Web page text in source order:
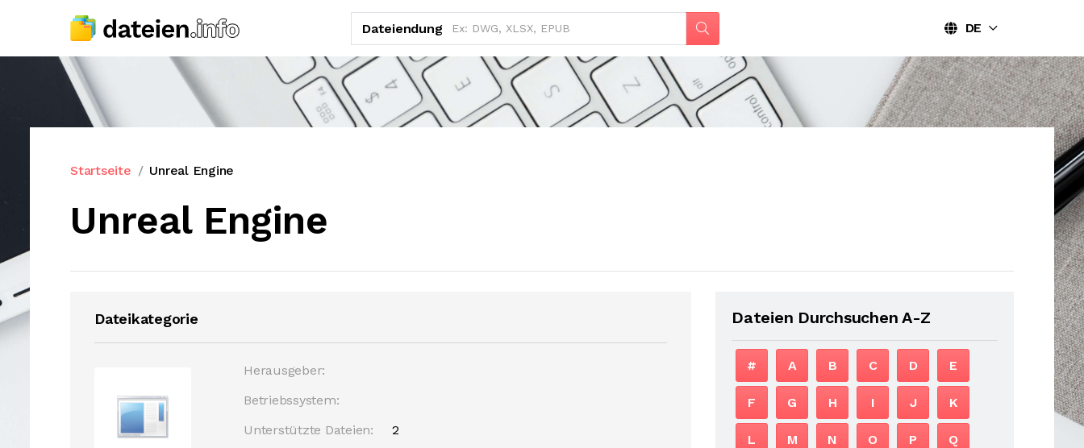
Dateiendung DE
Startseite Unreal Engine
Unreal Engine
Dateikategorie
Herausgeber:
Betriebssystem:
Unterstützte Dateien:
2
Dateien Durchsuchen A-Z
# A B C D E
F G H I J K
L M N O P Q